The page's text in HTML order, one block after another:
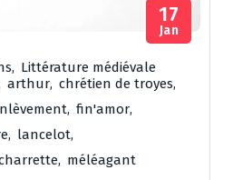
, Littérature médiévale
arthur, chrétien de troyes,
, fin'amor,
, lancelot,
, méléagant
17
Jan